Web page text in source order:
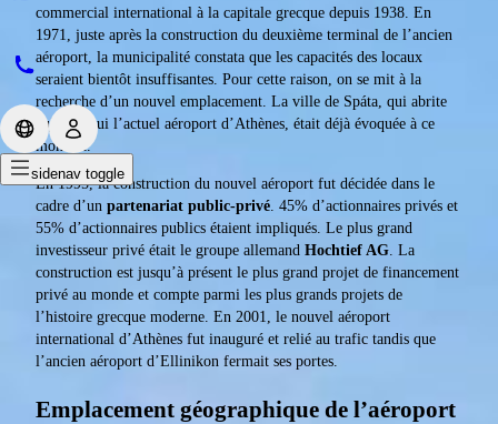
sidenav toggle
commercial international à la capitale grecque depuis 1938. En
1971, juste après la construction du deuxième terminal de l’ancien
aéroport, la municipalité constata que les capacités des locaux
seraient bientôt insuffisantes. Pour cette raison, on se mit à la
recherche d’un nouvel emplacement. La ville de Spáta, qui abrite
aujourd’hui l’actuel aéroport d’Athènes, était déjà évoquée à ce
moment.
En 1995, la construction du nouvel aéroport fut décidée dans le
cadre d’un partenariat public-privé. 45% d’actionnaires privés et
55% d’actionnaires publics étaient impliqués. Le plus grand
investisseur privé était le groupe allemand Hochtief AG. La
construction est jusqu’à présent le plus grand projet de financement
privé au monde et compte parmi les plus grands projets de
l’histoire grecque moderne. En 2001, le nouvel aéroport
international d’Athènes fut inauguré et relié au trafic tandis que
l’ancien aéroport d’Ellinikon fermait ses portes.
Emplacement géographique de l’aéroport